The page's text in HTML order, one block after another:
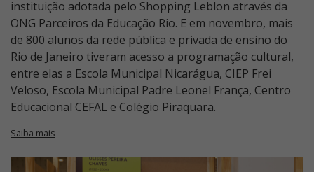
instituição adotada pelo Shopping Leblon através da
ONG Parceiros da Educação Rio. E em novembro, mais
de 800 alunos da rede pública e privada de ensino do
Rio de Janeiro tiveram acesso a programação cultural,
entre elas a Escola Municipal Nicarágua, CIEP Frei
Veloso, Escola Municipal Padre Leonel França, Centro
Educacional CEFAL e Colégio Piraquara.
Saiba mais